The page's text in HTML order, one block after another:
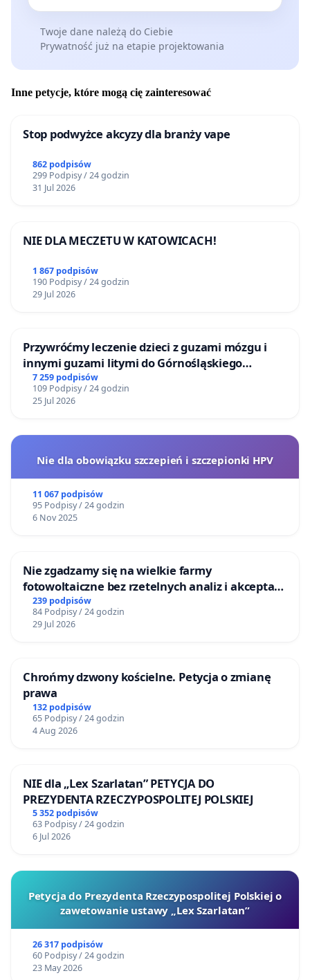
Twoje dane należą do Ciebie
Prywatność już na etapie projektowania
Inne petycje, które mogą cię zainteresować
Stop podwyżce akcyzy dla branży vape
862 podpisów
299 Podpisy / 24 godzin
31 Jul 2026
NIE DLA MECZETU W KATOWICACH!
1 867 podpisów
190 Podpisy / 24 godzin
29 Jul 2026
Przywróćmy leczenie dzieci z guzami mózgu i
innymi guzami litymi do Górnośląskiego
Centrum Zdrowia Dziecka w Katowicach
7 259 podpisów
109 Podpisy / 24 godzin
25 Jul 2026
Nie dla obowiązku szczepień i szczepionki HPV
11 067 podpisów
95 Podpisy / 24 godzin
6 Nov 2025
Nie zgadzamy się na wielkie farmy
fotowoltaiczne bez rzetelnych analiz i akceptacji
mieszkańców
239 podpisów
84 Podpisy / 24 godzin
29 Jul 2026
Chrońmy dzwony kościelne. Petycja o zmianę
prawa
132 podpisów
65 Podpisy / 24 godzin
4 Aug 2026
NIE dla „Lex Szarlatan” PETYCJA DO
PREZYDENTA RZECZYPOSPOLITEJ POLSKIEJ
5 352 podpisów
63 Podpisy / 24 godzin
6 Jul 2026
Petycja do Prezydenta Rzeczypospolitej Polskiej o
zawetowanie ustawy „Lex Szarlatan”
26 317 podpisów
60 Podpisy / 24 godzin
23 May 2026